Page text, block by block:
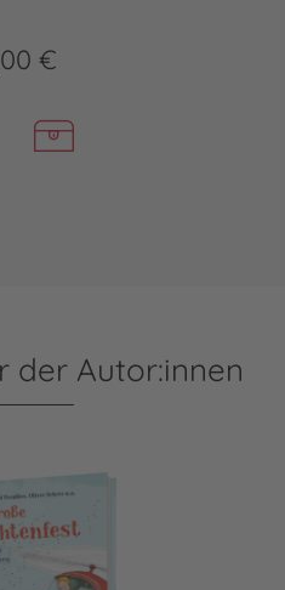
€
der Autor:innen